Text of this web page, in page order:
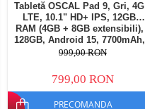
Tabletă OSCAL Pad 9, Gri, 4G
LTE, 10.1" HD+ IPS, 12GB
RAM (4GB + 8GB extensibili),
128GB, Android 15, 7700mAh,
Dual SIM
999,00 RON
799,00 RON
PRECOMANDA